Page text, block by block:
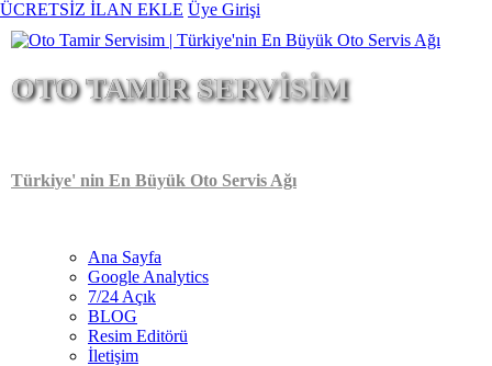
Ana
içeriğe
atla
ÜCRETSİZ İLAN EKLE Üye Girişi
OTO TAMİR SERVİSİM
Türkiye' nin En Büyük Oto Servis Ağı
navigation
Ana Sayfa
Google Analytics
7/24 Açık
BLOG
Resim Editörü
İletişim